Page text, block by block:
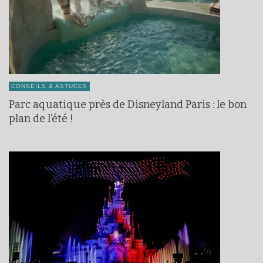
CONSEILS & ASTUCES
Parc aquatique près de Disneyland Paris : le bon
plan de l’été !